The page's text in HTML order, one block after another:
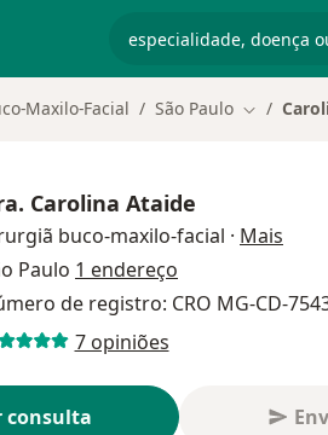
Maxilo-Facial São Paulo Mudar de
Carolina Ataide
buco-maxilo-facial · Mais
Paulo 1 endereço
de registro: CRO MG-CD-
7 opiniões
consulta